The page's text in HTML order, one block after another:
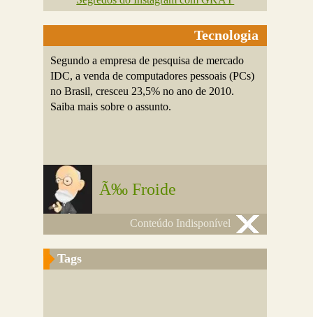
Tecnologia
Segundo a empresa de pesquisa de mercado
IDC, a venda de computadores pessoais (PCs)
no Brasil, cresceu 23,5% no ano de 2010.
Saiba mais sobre o assunto.
Ã‰ Froide
Conteúdo Indisponível
Tags